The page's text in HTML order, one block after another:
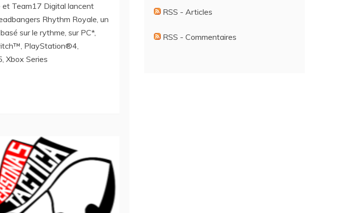
et Team17 Digital lancent
Rhythm Royale, un
sur le rythme, sur PC*,
PlayStation®4,
Xbox Series
RSS - Articles
RSS - Commentaires